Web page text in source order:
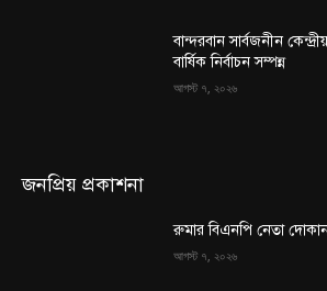
বান্দরবান সার্বজনীন কেন্দ্রীয়
বার্ষিক নির্বাচন সম্পন্ন
আগস্ট ৭, ২০২৬
জনপ্রিয় প্রকাশনা
রুমার বিএনপি নেতা
আগস্ট ৭, ২০২৬